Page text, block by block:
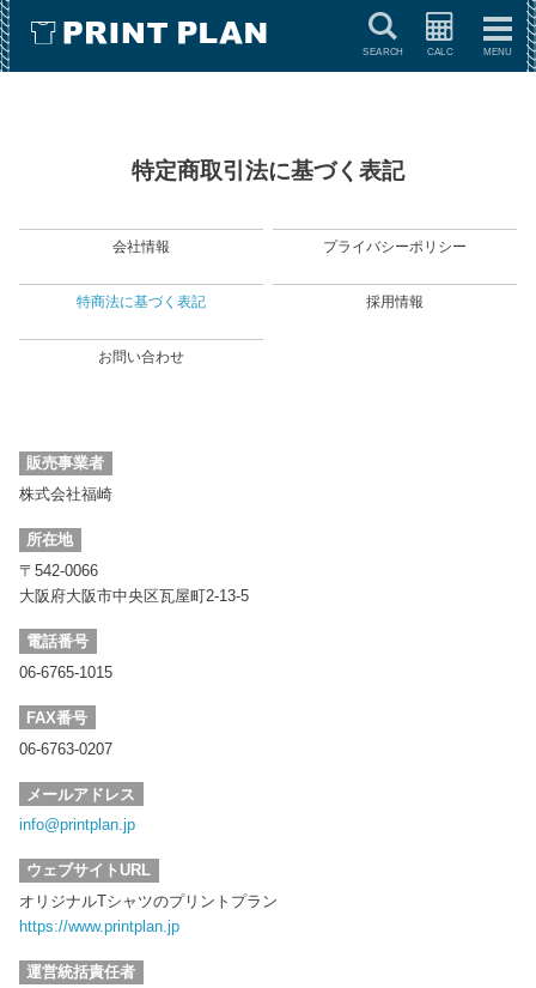
特定商取引法に基づく表記
会社情報 プライバシーポリシー
特商法に基づく表記 採用情報
お問い合わせ
販売事業者
株式会社福崎
所在地
〒542-0066
大阪府大阪市中央区瓦屋町2-13-5
電話番号
06-6765-1015
FAX番号
06-6763-0207
メールアドレス
info@printplan.jp
ウェブサイトURL
オリジナルTシャツのプリントプラン
https://www.printplan.jp
運営統括責任者